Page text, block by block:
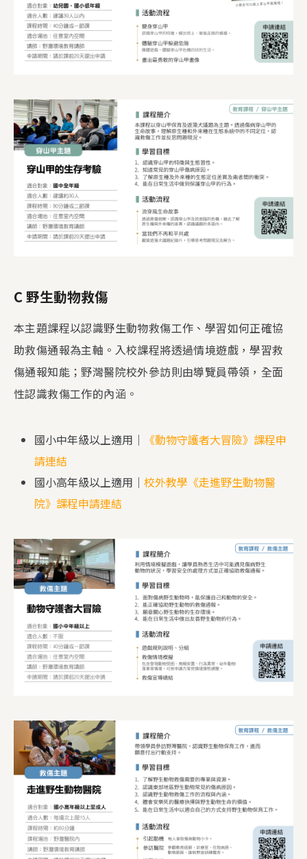
C 野生動物救傷
本主題課程以認識野生動物救傷工作、學習如何正確協
助救傷通報為主軸。入校課程將透過情境遊戲，學習救
傷通報知能；野灣醫院校外參訪則由導覽員帶領，全面
性認識救傷工作的內涵。
國小中年級以上適用｜
《動物守護者大冒險》課程申
請連結
國小高年級以上適用｜ 校外教學《走進野生動物醫
院》課程申請連結